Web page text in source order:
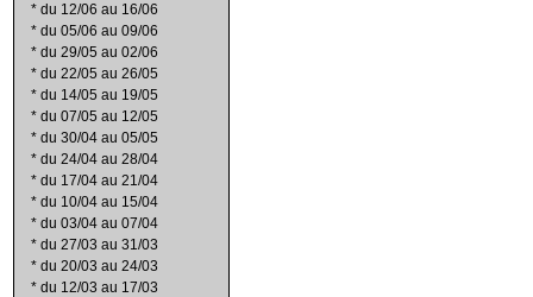
* du 12/06 au 16/06
* du 05/06 au 09/06
* du 29/05 au 02/06
* du 22/05 au 26/05
* du 14/05 au 19/05
* du 07/05 au 12/05
* du 30/04 au 05/05
* du 24/04 au 28/04
* du 17/04 au 21/04
* du 10/04 au 15/04
* du 03/04 au 07/04
* du 27/03 au 31/03
* du 20/03 au 24/03
* du 12/03 au 17/03